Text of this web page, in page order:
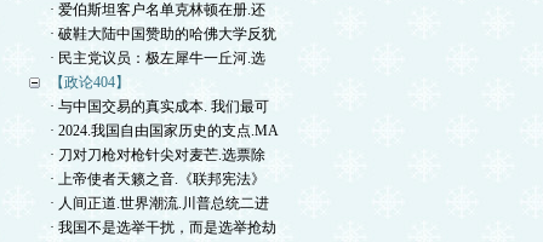
· 爱伯斯坦客户名单克林顿在册.还
· 破鞋大陆中国赞助的哈佛大学反犹
· 民主党议员：极左犀牛一丘河.选
【政论404】
· 与中国交易的真实成本. 我们最可
· 2024.我国自由国家历史的支点.MA
· 刀对刀枪对枪针尖对麦芒.选票除
· 上帝使者天籁之音.《联邦宪法》
· 人间正道.世界潮流.川普总统二进
· 我国不是选举干扰，而是选举抢劫